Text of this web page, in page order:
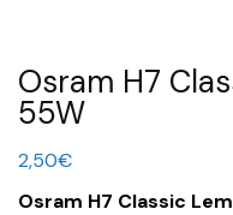
Osram H7
55W
2,50€
Osram H7 Classic